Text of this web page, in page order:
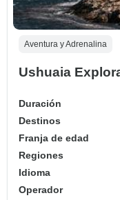
Aventura y Adrenalina
Ushuaia
Duración
Destinos
Franja de edad
Regiones
Idioma
Operador